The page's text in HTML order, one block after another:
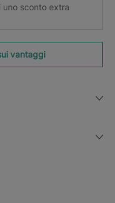
sconto extra
vantaggi